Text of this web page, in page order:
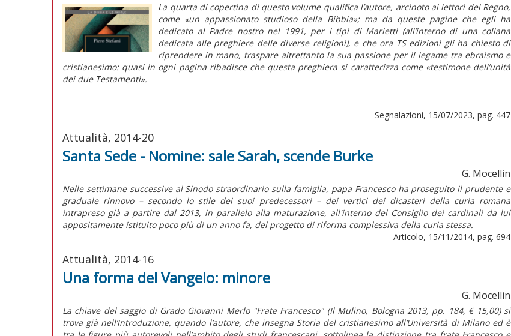
La quarta di copertina di questo volume qualifica l’autore, arcinoto ai lettori del Regno,
come «un appassionato studioso della Bibbia»; ma da queste pagine che egli ha
dedicato al Padre nostronel 1991, per i tipi di Marietti (all’interno di una collana
dedicata alle preghiere delle diverse religioni), e che ora TS edizioni gli ha chiesto di
riprendere in mano, traspare altrettanto la sua passione per il legame tra ebraismo e
cristianesimo: quasi in ogni pagina ribadisce che questa preghiera si caratterizza come «testimone dell’unità
dei due Testamenti».
Segnalazioni, 15/07/2023, pag. 447
Attualità, 2014-20
Santa Sede - Nomine: sale Sarah, scende Burke
G. Mocellin
Nelle settimane successive al Sinodo straordinario sulla famiglia, papa Francesco ha proseguito il prudente e
graduale rinnovo – secondo lo stile dei suoi predecessori – dei vertici dei dicasteri della curia romana
intrapreso già a partire dal 2013, in parallelo alla maturazione, all'interno del Consiglio dei cardinali da lui
appositamente istituito poco più di un anno fa, del progetto di riforma complessiva della curia stessa.
Articolo, 15/11/2014, pag. 694
Attualità, 2014-16
Una forma del Vangelo: minore
G. Mocellin
La chiave del saggio di Grado Giovanni Merlo "Frate Francesco" (Il Mulino, Bologna 2013, pp. 184, € 15,00) si
trova già nell’Introduzione, quando l’autore, che insegna Storia del cristianesimo all’Università di Milano ed è